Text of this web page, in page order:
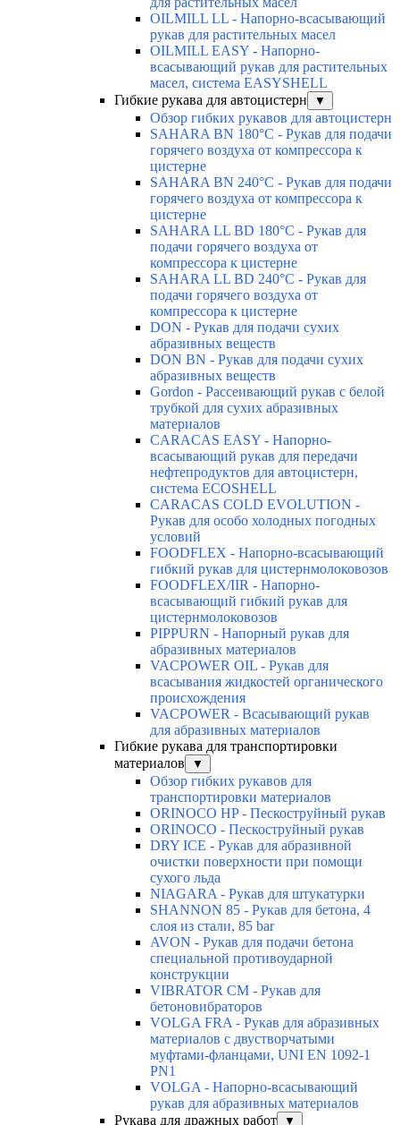
OILMILL LL - Напорно-всасывающий
рукав для растительных масел
OILMILL EASY - Напорно-
всасывающий рукав для растительных
масел, система EASYSHELL
Гибкие рукава для автоцистерн
▼
Обзор гибких рукавов для автоцистерн
SAHARA BN 180°C - Рукав для подачи
горячего воздуха от компрессора к
цистерне
SAHARA BN 240°C - Рукав для подачи
горячего воздуха от компрессора к
цистерне
SAHARA LL BD 180°C - Рукав для
подачи горячего воздуха от
компрессора к цистерне
SAHARA LL BD 240°C - Рукав для
подачи горячего воздуха от
компрессора к цистерне
DON - Рукав для подачи сухих
абразивных веществ
DON BN - Рукав для подачи сухих
абразивных веществ
Gordon - Рассеивающий рукав с белой
трубкой для сухих абразивных
материалов
CARACAS EASY - Напорно-
всасывающий рукав для передачи
нефтепродуктов для автоцистерн,
система ECOSHELL
CARACAS COLD EVOLUTION -
Рукав для особо холодных погодных
условий
FOODFLEX - Напорно-всасывающий
гибкий рукав для цистернмолоковозов
FOODFLEX/IIR - Напорно-
всасывающий гибкий рукав для
цистернмолоковозов
PIPPURN - Напорный рукав для
абразивных материалов
VACPOWER OIL - Рукав для
всасывания жидкостей органического
происхождения
VACPOWER - Всасывающий рукав
для абразивных материалов
Гибкие рукава для транспортировки
материалов
▼
Обзор гибких рукавов для
транспортировки материалов
ORINOCO HP - Пескоструйный рукав
ORINOCO - Пескоструйный рукав
DRY ICE - Рукав для абразивной
очистки поверхности при помощи
сухого льда
NIAGARA - Рукав для штукатурки
SHANNON 85 - Рукав для бетона, 4
слоя из стали, 85 bar
AVON - Рукав для подачи бетона
специальной противоударной
конструкции
VIBRATOR CM - Рукав для
бетоновибраторов
VOLGA FRA - Рукав для абразивных
материалов с двустворчатыми
муфтами-фланцами, UNI EN 1092-1
PN1
VOLGA - Напорно-всасывающий
рукав для абразивных материалов
Рукава для дражных работ
▼